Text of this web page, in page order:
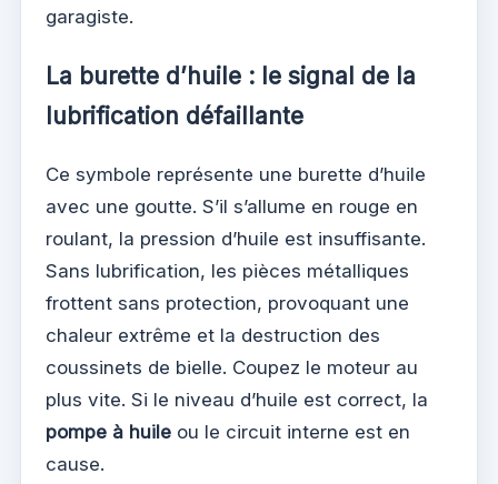
garagiste.
La burette d’huile : le signal de la
lubrification défaillante
Ce symbole représente une burette d’huile
avec une goutte. S’il s’allume en rouge en
roulant, la pression d’huile est insuffisante.
Sans lubrification, les pièces métalliques
frottent sans protection, provoquant une
chaleur extrême et la destruction des
coussinets de bielle. Coupez le moteur au
plus vite. Si le niveau d’huile est correct, la
pompe à huile ou le circuit interne est en
cause.